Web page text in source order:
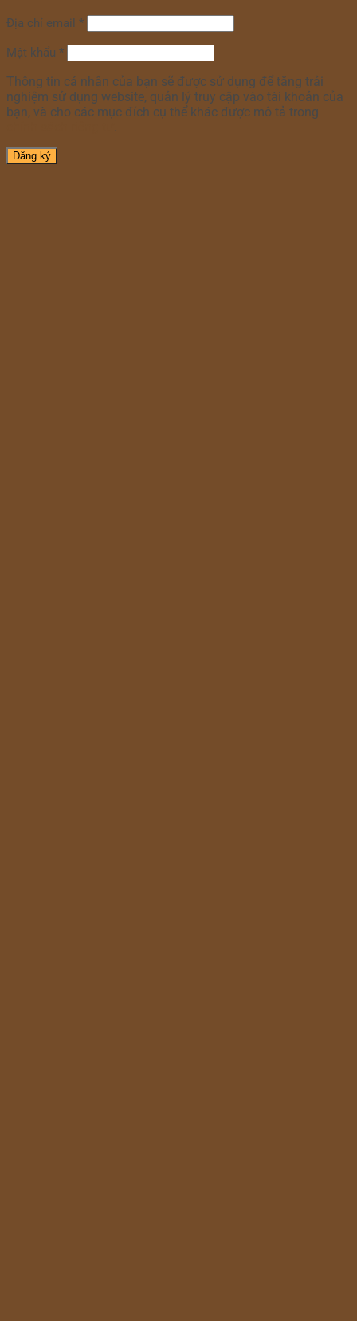
Địa chỉ email *
Mật khẩu *
Thông tin cá nhân của bạn sẽ được sử dụng để tăng trải
nghiệm sử dụng website, quản lý truy cập vào tài khoản của
bạn, và cho các mục đích cụ thể khác được mô tả trong
Đăng ký